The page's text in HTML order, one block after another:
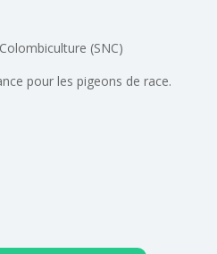
(SNC)
pour les pigeons de race.